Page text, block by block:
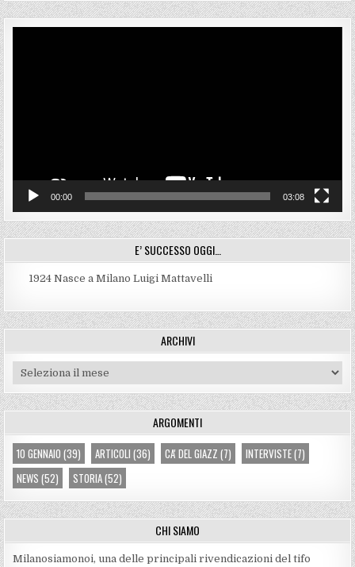
00:00 03:08
E’ SUCCESSO OGGI…
1924 Nasce a Milano Luigi Mattavelli
ARCHIVI
Archivi
ARGOMENTI
10 GENNAIO (39) ARTICOLI (36) CA' DEL GIAZZ (7) INTERVISTE(7)
NEWS (52) STORIA(52)
CHI SIAMO
Milanosiamonoi, una delle principali rivendicazioni del tifo